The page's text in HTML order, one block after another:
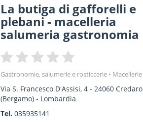
La butiga di gafforelli e
plebani - macelleria
salumeria gastronomia
Gastronomie, salumerie e rosticcerie Macellerie
Via S. Francesco D'Assisi, 4 -24060 Credaro
(Bergamo) - Lombardia
Tel.035935141